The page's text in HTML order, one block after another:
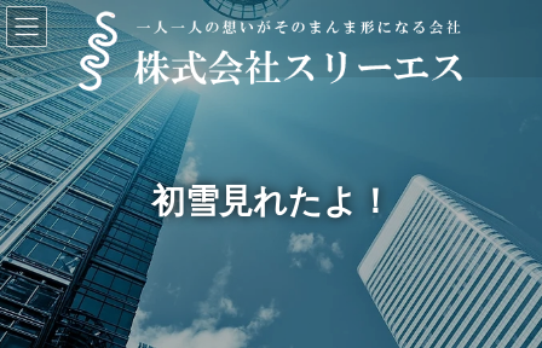
コ
ン
テ
ン
ツ
へ
ス
キ
ッ
プ
ナ
ビ
ゲ
ー
シ
ョ
ン
に
移
動
初雪見れたよ！